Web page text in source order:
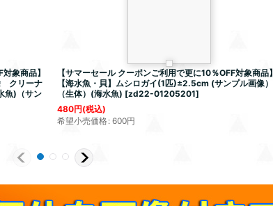
象商品】
クリーナ
魚)（サン
【サマーセール クーポンご利用で更に10％OFF対象商品】
【海水魚・貝】ムシロガイ(1匹)±2.5cm (サンプル画像）
（生体）(海水魚) [zd22-01205201]
480円(税込)
希望小売価格: 600円